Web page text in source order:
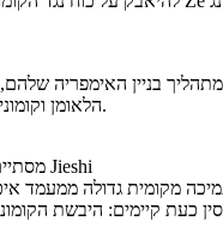
בניין האימפריה
הלאומן וקומוניסטים איחדו כוחות כדי להילחם ביפנים.
מסתיים מלחמת העולם השנייה / מאו תבוסות Jieshi
מקומית גדולה ממעמד